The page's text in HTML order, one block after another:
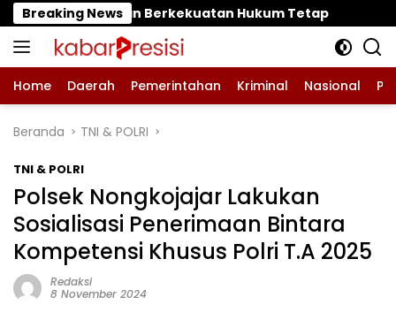
Langsung
ke
konten
Breaking News
Hukum Tetap ‎Polres Pasuruan Mutasi
Home Daerah Pemerintahan Kriminal Nasional
Beranda TNI & POLRI
TNI & POLRI
Polsek Nongkojajar Lakukan
Sosialisasi Penerimaan Bintara
Kompetensi Khusus Polri T.A 2025
Redaksi
8 November 2024